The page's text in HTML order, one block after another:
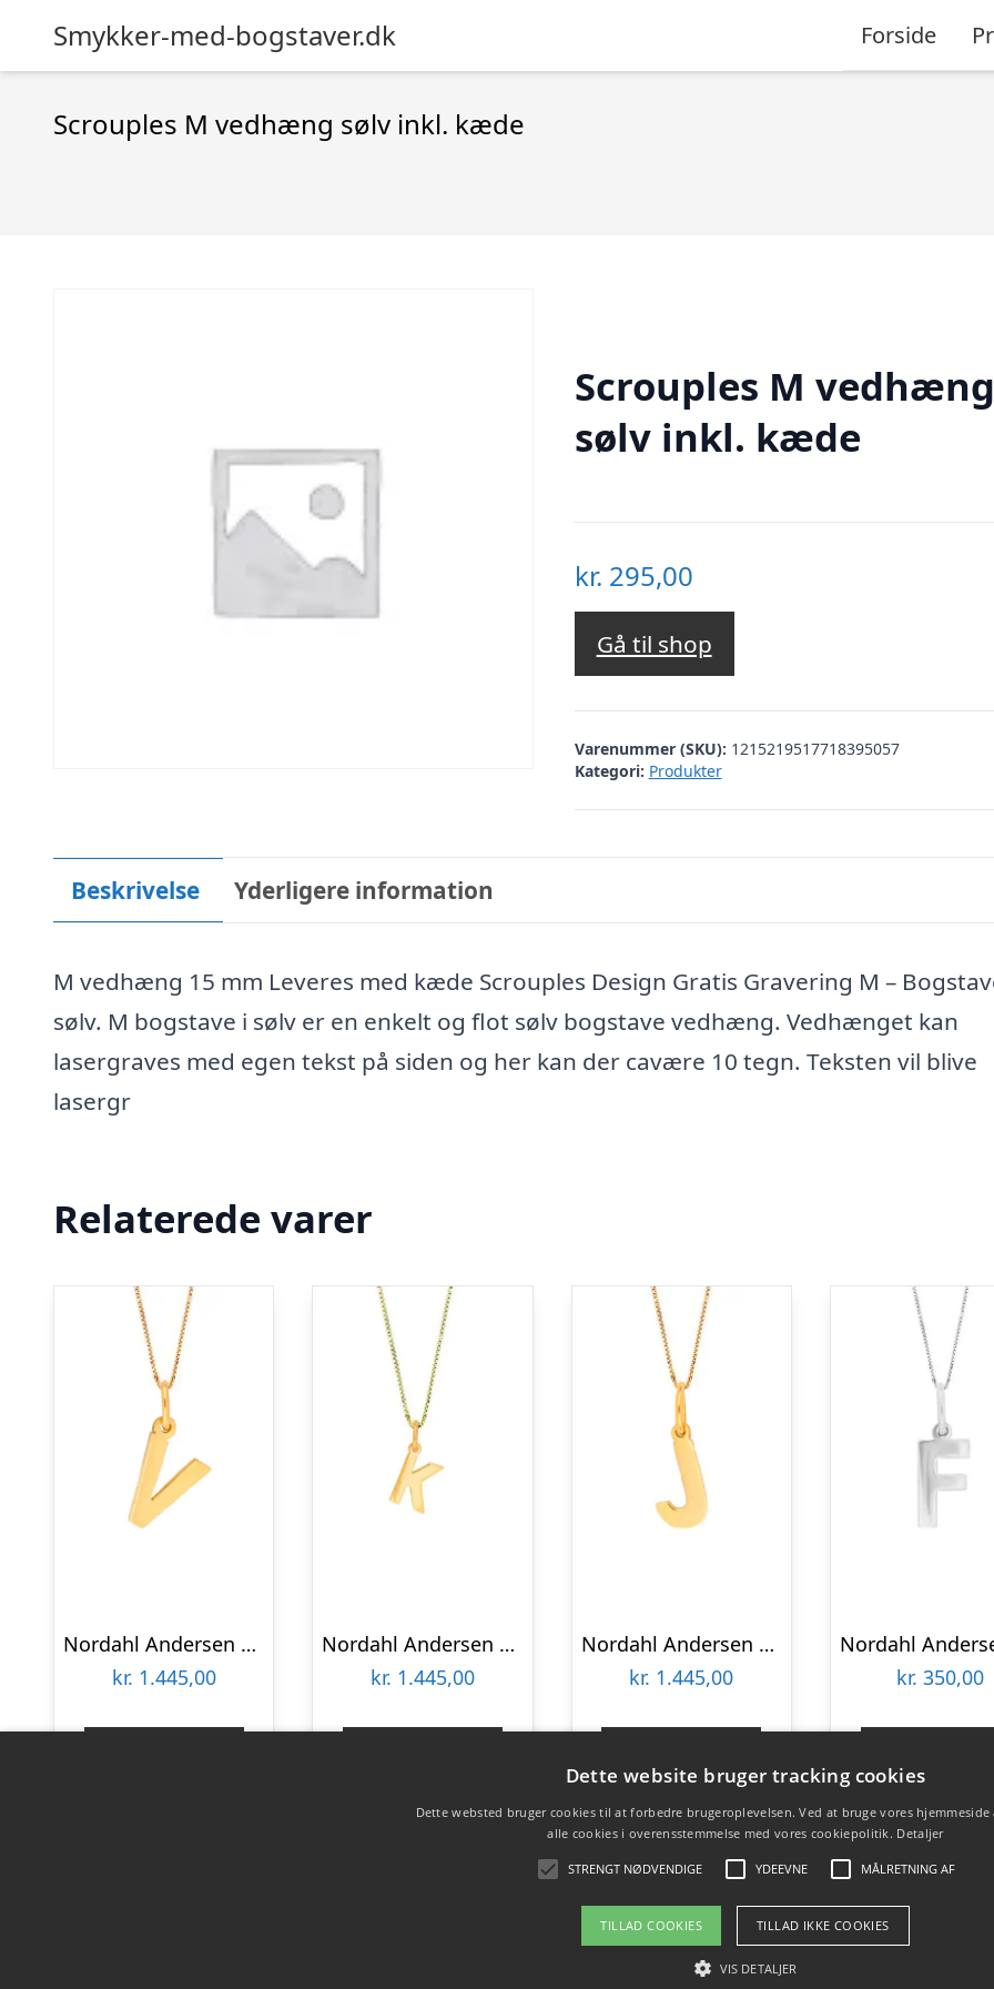
Smykker-med-bogstaver.dk Forside
Scrouples M vedhæng sølv inkl. kæde
Scrouples M vedhæng
sølv inkl. kæde
kr. 295,00
Gå til shop
Varenummer (SKU): 1215219517718395057
Kategori: Produkter
Beskrivelse Yderligere information
M vedhæng 15 mm Leveres med kæde Scrouples Design Gratis Gravering M –
sølv. M bogstave i sølv er en enkelt og flot sølv bogstave vedhæng. Vedhænget kan
lasergraves med egen tekst på siden og her kan der cavære 10 tegn. Teksten vil blive
lasergr
Relaterede varer
Nordahl Andersen 14 kt bogstav V
kr. 1.445,00
Nordahl Andersen 14 kt bogstav K
kr. 1.445,00
Nordahl Andersen 14 kt bogstav J
kr. 1.445,00
Gå til shop
kr. 350,00
Gå til
Dette website bruger tracking cookies
Dette websted bruger cookies til at forbedre brugeroplevelsen. Ved at bruge vores hjemmeside
alle cookies i overensstemmelse med vores cookiepolitik. Detaljer
STRENGT NØDVENDIGE YDEEVNE MÅLRETNING AF
TILLAD COOKIES TILLAD IKKE COOKIES
VIS DETALJER